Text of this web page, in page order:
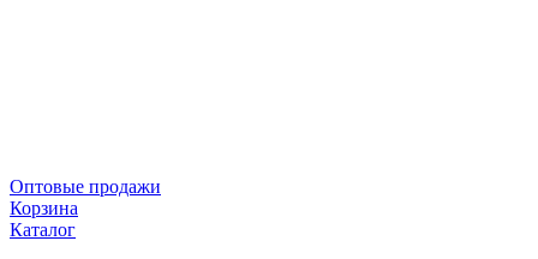
Оптовые продажи
Корзина
Каталог